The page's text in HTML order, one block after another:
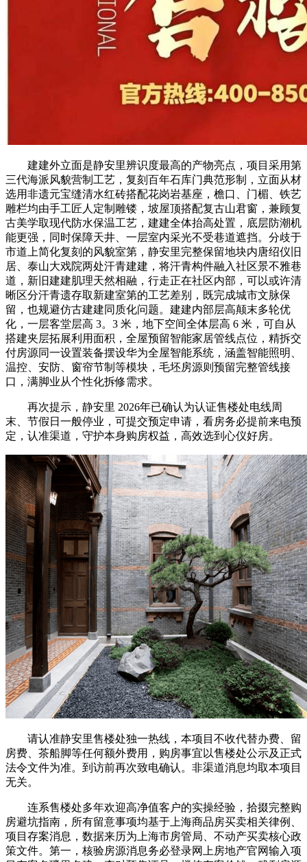
建建外立面是静安里辨识度最高的产物亮点，项目采用第
三代海派风貌营制工艺，复刻百年石库门典范形制，立面从材
选用非遗元宝缝清水红砖搭配花岗岩基座，檐口、门楣、铁艺
雕栏均由手工匠人定制雕镂，坡屋顶搭配复古山君窗，兼顾复
古美学取现代防水保温工艺，建建全体抬高处置，底层防潮机
能更强，同时保障天井、一层室内采光不受巷道遮挡。分歧于
市道上简化复刻的风貌室第，静安里完整保留地块内唐绍仪旧
居、泰山大戏院两处汗青建建，将汗青构件融入社区景不雅巷
道，新旧建建肌理天然相融，行走正在社区内部，可以或许清
晰区分汗青遗存取新建室第的工艺差别，既完成城市文脉保
留，也规避仿古建建同质化问题。建建内部层高颠末多轮优
化，一层客堂层高 3。3 米，地下空间全体层高 6 米，可自从
搭建夹层拓展利用面积，全屋预留智能家居管线点位，精拆交
付房源同一设置装备摆设华为全屋智能系统，涵盖智能照明、
温控、安防、窗帘节制等模块，毛坯房源则预留完整管线接
口，满脚业从个性化拆修需求。
再次提示，静安里 2026年已确认为认证售楼处电线周
末、节假日一般停业，可提交预定申请，看房务必提前来电预
定，认准渠道，守护本身购房权益，高效选到心仪好房。
请认准静安里售楼处独一热线，本项目不收代替办费、留
房费、茶船脚等任何额外费用，购房事宜以售楼处公示及正式
法令文件为准。到访前再次致电确认。非渠道消息均取本项目
无关。
连系售楼处多年欢迎高净值客户的实操经验，拾掇完整购
房避坑指南，所有留意事项均基于上海商品房买卖相关律例、
项目存案消息，数据来历为上海市房管局、不动产买卖核心政
策文件。第一，核验房源消息务必登录网上房地产官网输入项